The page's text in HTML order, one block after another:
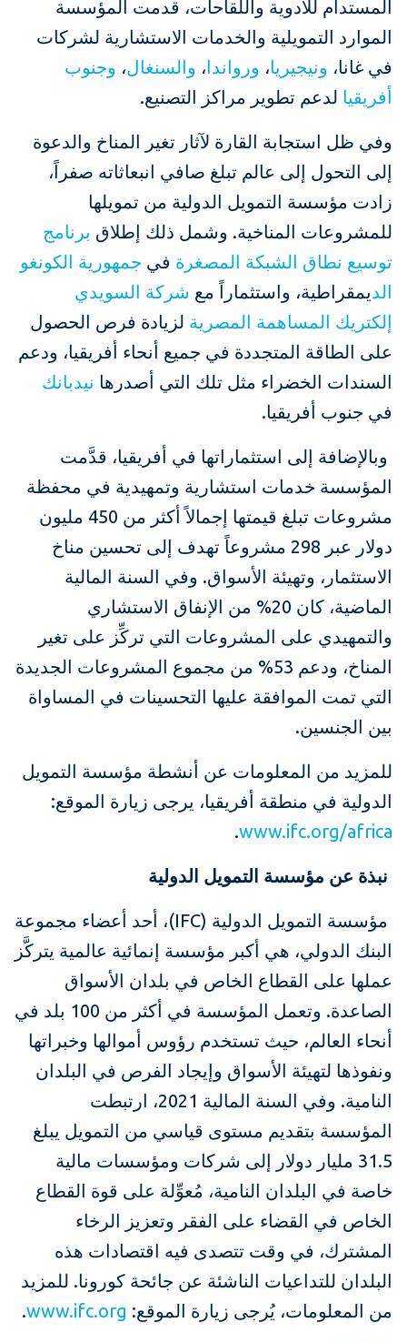
المستدام للأدوية واللقاحات، قدمت المؤسسة
الموارد التمويلية والخدمات الاستشارية لشركات
في غانا، ونيجيريا، ورواندا، والسنغال، وجنوب
أفريقيا لدعم تطوير مراكز التصنيع.
وفي ظل استجابة القارة لآثار تغير المناخ والدعوة
إلى التحول إلى عالم تبلغ صافي انبعاثاته صفراً،
زادت مؤسسة التمويل الدولية من تمويلها
للمشروعات المناخية. وشمل ذلك إطلاق برنامج
توسيع نطاق الشبكة المصغرة في جمهورية الكونغو
الد يمقراطية، واستثماراً مع شركة السويدي
إلكتريك المساهمة المصرية لزيادة فرص الحصول
على الطاقة المتجددة في جميع أنحاء أفريقيا، ودعم
السندات الخضراء مثل تلك التي أصدرها نيدبانك
في جنوب أفريقيا.
وبالإضافة إلى استثماراتها في أفريقيا، قدَّمت
المؤسسة خدمات استشارية وتمهيدية في محفظة
مشروعات تبلغ قيمتها إجمالاً أكثر من 450 مليون
دولار عبر 298 مشروعاً تهدف إلى تحسين مناخ
الاستثمار، وتهيئة الأسواق. وفي السنة المالية
الماضية، كان 20% من الإنفاق الاستشاري
والتمهيدي على المشروعات التي تركِّز على تغير
المناخ، ودعم 53% من مجموع المشروعات الجديدة
التي تمت الموافقة عليها التحسينات في المساواة
بين الجنسين.
للمزيد من المعلومات عن أنشطة مؤسسة التمويل
الدولية في منطقة أفريقيا، يرجى زيارة الموقع:
www.ifc.org/africa
.
نبذة عن مؤسسة التمويل الدولية
مؤسسة التمويل الدولية (IFC)، أحد أعضاء مجموعة
البنك الدولي، هي أكبر مؤسسة إنمائية عالمية يتركَّز
عملها على القطاع الخاص في بلدان الأسواق
الصاعدة. وتعمل المؤسسة في أكثر من 100 بلد في
أنحاء العالم، حيث تستخدم رؤوس أموالها وخبراتها
ونفوذها لتهيئة الأسواق وإيجاد الفرص في البلدان
النامية. وفي السنة المالية 2021، ارتبطت
المؤسسة بتقديم مستوى قياسي من التمويل يبلغ
31.5 مليار دولار إلى شركات ومؤسسات مالية
خاصة في البلدان النامية، مُعوِّلة على قوة القطاع
الخاص في القضاء على الفقر وتعزيز الرخاء
المشترك، في وقت تتصدى فيه اقتصادات هذه
البلدان للتداعيات الناشئة عن جائحة كورونا. للمزيد
من المعلومات، يُرجى زيارة الموقع: www.ifc.org
.